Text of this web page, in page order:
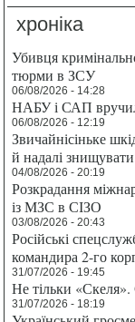
хроніка
Убивця
тюрми в ЗСУ
06/08/2026 - 14:28
НАБУ і САП
06/08/2026 - 12:19
Звичайнісіньке
й надалі
04/08/2026 - 20:19
Розкрадання
із МЗС в СІЗО
03/08/2026 - 20:43
Російські
командира 2-го
31/07/2026 - 19:45
Не тільки
31/07/2026 - 18:19